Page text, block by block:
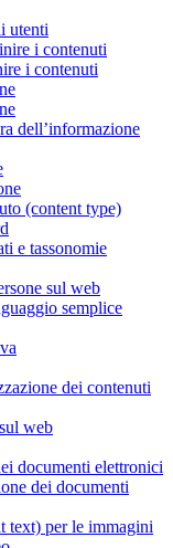
utenti
i contenuti
i contenuti
dell’informazione
(content type)
e tassonomie
sul web
semplice
dei contenuti
web
documenti elettronici
dei documenti
text) per le immagini